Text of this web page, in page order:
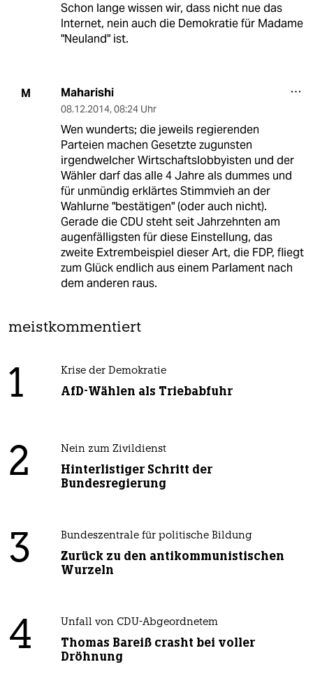
Schon lange wissen wir, dass nicht nue das
Internet, nein auch die Demokratie für Madame
"Neuland" ist.
M Maharishi
08.12.2014, 08:24 Uhr
Wen wunderts; die jeweils regierenden
Parteien machen Gesetzte zugunsten
irgendwelcher Wirtschaftslobbyisten und der
Wähler darf das alle 4 Jahre als dummes und
für unmündig erklärtes Stimmvieh an der
Wahlurne "bestätigen" (oder auch nicht).
Gerade die CDU steht seit Jahrzehnten am
augenfälligsten für diese Einstellung, das
zweite Extrembeispiel dieser Art, die FDP, fliegt
zum Glück endlich aus einem Parlament nach
dem anderen raus.
meistkommentiert
1 Krise der Demokratie
AfD-Wählen als Triebabfuhr
2 Nein zum Zivildienst
Hinterlistiger Schritt der
Bundesregierung
3 Bundeszentrale für politische Bildung
Zurück zu den antikommunistischen
Wurzeln
4 Unfall von CDU-Abgeordnetem
Thomas Bareiß crasht bei voller
Dröhnung